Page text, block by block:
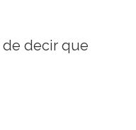
de decir que